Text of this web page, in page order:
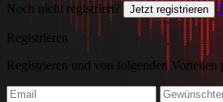
Noch nicht registriert? Jetzt registrieren
Registrieren
Registrieren und von folgenden